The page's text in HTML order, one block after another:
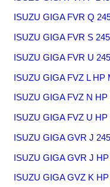
ISUZU GIGA FVR Q
ISUZU GIGA FVR S
ISUZU GIGA FVR U
ISUZU GIGA FVZ L HP
ISUZU GIGA FVZ N
ISUZU GIGA FVZ U
ISUZU GIGA GVR J
ISUZU GIGA GVR J
ISUZU GIGA GVZ K